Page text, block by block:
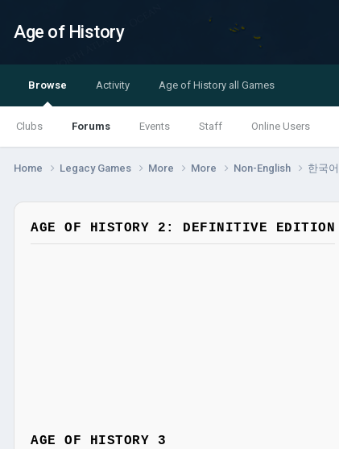
Age of History
Browse
Clubs Forums Events Staff Online Users
Activity Age of History all Games
Home Legacy Games More More Non-English 한국어
AGE OF HISTORY 2: DEFINITIVE EDITION
AGE OF HISTORY 3